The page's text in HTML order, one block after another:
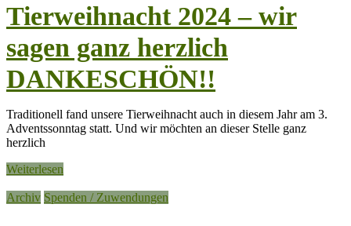
Tierweihnacht 2024 – wir
sagen ganz herzlich
DANKESCHÖN!!
Traditionell fand unsere Tierweihnacht auch in diesem Jahr am 3.
Adventssonntag statt. Und wir möchten an dieser Stelle ganz
herzlich
Weiterlesen
Archiv Spenden / Zuwendungen